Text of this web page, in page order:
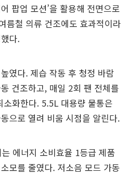
팝업 모션’을 활용해 전면으로
름철 의류 건조에도 효과적이라
다.
였다. 제습 작동 후 청정 바람
건조하고, 매일 2회 팬 전체를
소화한다. 5.5L 대용량 물통은
으로 열려 비움 시점을 알린다.
에너지 소비효율 1등급 제품
모를 줄였다. 저소음 모드 가동